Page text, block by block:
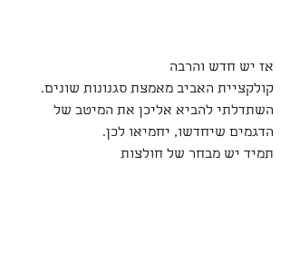
אז יש חדש והרבה
קולקציית האביב מאמצת סגנונות שונים.
השתדלתי להביא אליכן את המיטב של
הדגמים שיחדשו, יחמיאו לכן.
תמיד יש מבחר של חולצות